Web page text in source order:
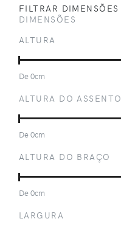
FILTRAR DIMENSÕES
DIMENSÕES
ALTURA
De0cm
ALTURA DO ASSENTO
De0cm
ALTURA DO BRAÇO
De0cm
LARGURA